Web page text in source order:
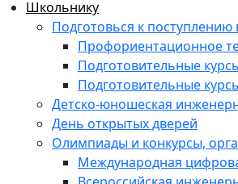
Школьнику
Подготовься к поступлению
Профориентационное
Подготовительные
Подготовительные
Детско-юношеская
День открытых дверей
Олимпиады и конкурсы,
Международная